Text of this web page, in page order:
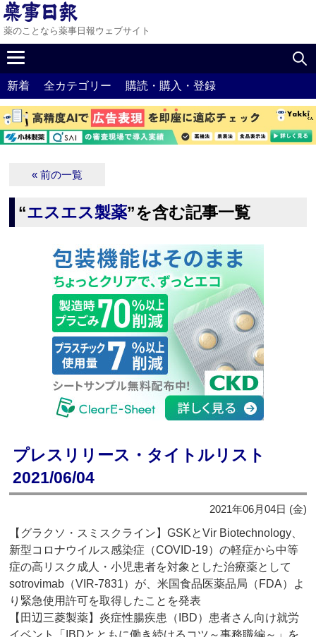
薬のことなら薬事日報ウェブサイト
新着 全カテゴリー 購読・購入・登録
« 前の一覧
“エスエス製薬”を含む記事一覧
プレスリリース・タイトルリスト
2021/06/04
2021年06月04日 (金)
【グラクソ・スミスクライン】GSKとVir Biotechnology、
新型コロナウイルス感染症（COVID-19）の軽症から中等
症の高リスク成人・小児患者を対象とした治療薬として
sotrovimab（VIR-7831）が、米国食品医薬品局（FDA）よ
り緊急使用許可を取得したことを発表
【田辺三菱製薬】炎症性腸疾患（IBD）患者さん向け就労